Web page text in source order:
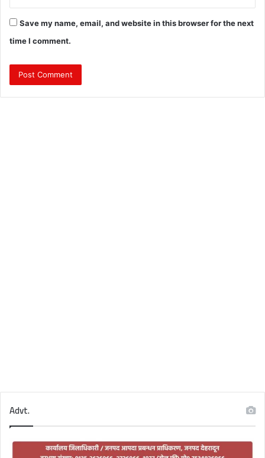
Save my name, email, and website in this browser for the next
time I comment.
Advt.